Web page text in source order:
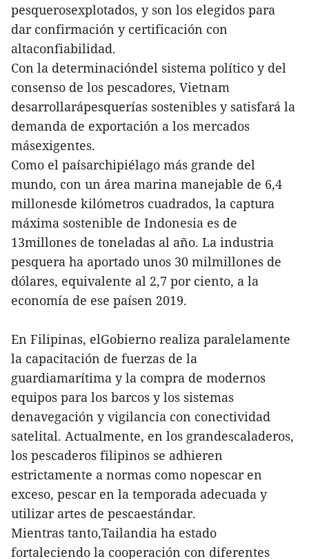
pesquerosexplotados, y son los elegidos para
dar confirmación y certificación con
altaconfiabilidad.
Con la determinacióndel sistema político y del
consenso de los pescadores, Vietnam
desarrollarápesquerías sostenibles y satisfará la
demanda de exportación a los mercados
másexigentes.
Como el paísarchipiélago más grande del
mundo, con un área marina manejable de 6,4
millonesde kilómetros cuadrados, la captura
máxima sostenible de Indonesia es de
13millones de toneladas al año. La industria
pesquera ha aportado unos 30 milmillones de
dólares, equivalente al 2,7 por ciento, a la
economía de ese paísen 2019.
En Filipinas, elGobierno realiza paralelamente
la capacitación de fuerzas de la
guardiamarítima y la compra de modernos
equipos para los barcos y los sistemas
denavegación y vigilancia con conectividad
satelital. Actualmente, en los grandescaladeros,
los pescaderos filipinos se adhieren
estrictamente a normas como nopescar en
exceso, pescar en la temporada adecuada y
utilizar artes de pescaestándar.
Mientras tanto,Tailandia ha estado
fortaleciendo la cooperación con diferentes